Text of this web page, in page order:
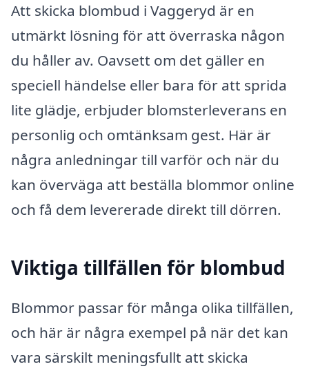
Att skicka blombud i Vaggeryd är en
utmärkt lösning för att överraska någon
du håller av. Oavsett om det gäller en
speciell händelse eller bara för att sprida
lite glädje, erbjuder blomsterleverans en
personlig och omtänksam gest. Här är
några anledningar till varför och när du
kan överväga att beställa blommor online
och få dem levererade direkt till dörren.
Viktiga tillfällen för blombud
Blommor passar för många olika tillfällen,
och här är några exempel på när det kan
vara särskilt meningsfullt att skicka